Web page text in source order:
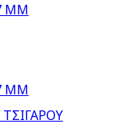
MM
MM